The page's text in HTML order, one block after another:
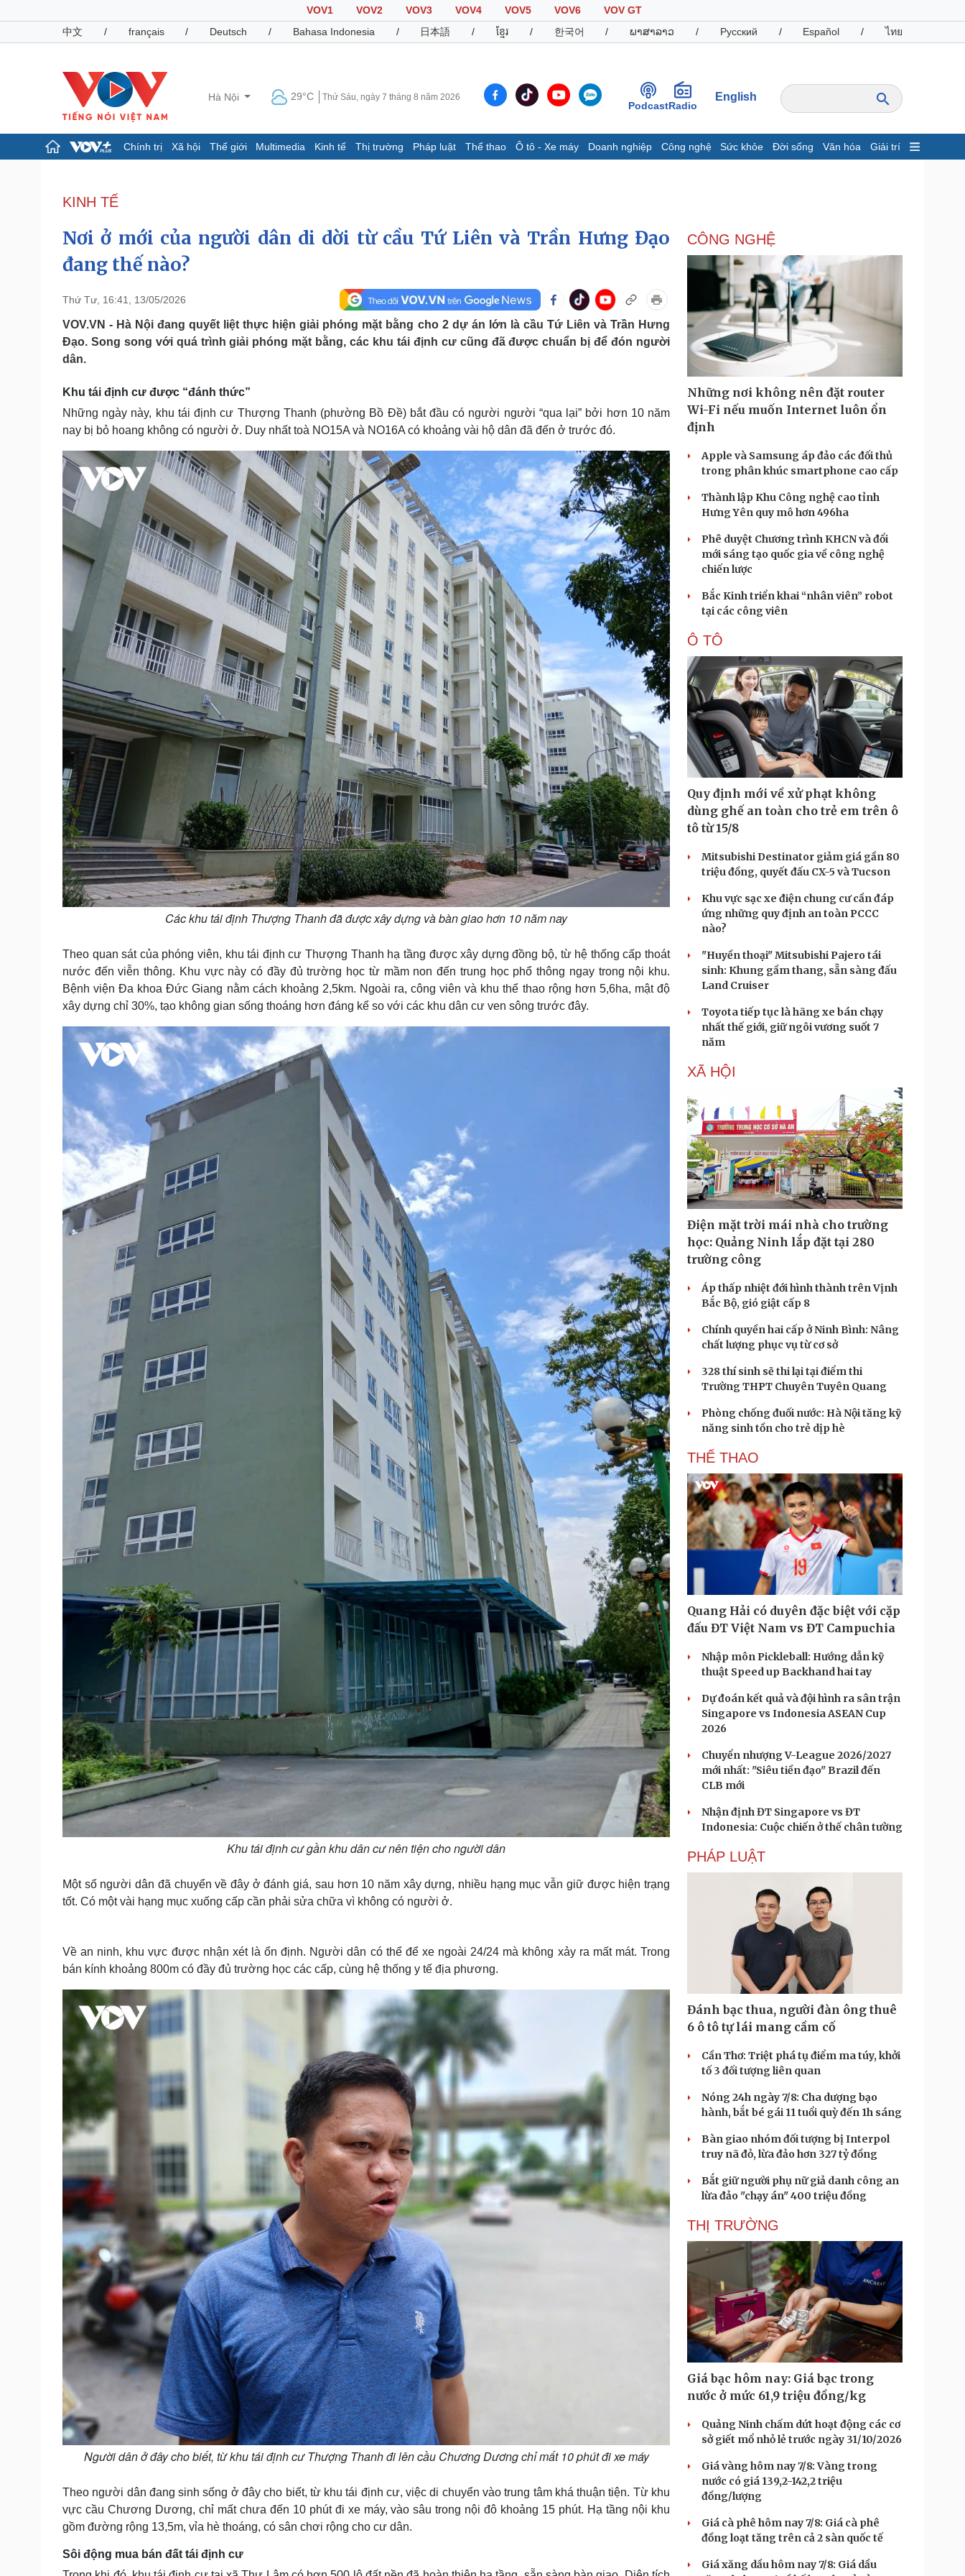
VOV1 VOV2 VOV3 VOV4 VOV5 VOV6
VOV GT
中文
/ français / Deutsch / Bahasa Indonesia / 日本語 / ខ្មែរ / 한국어 / ພາສາລາວ / Русский / Español / ไทย
Hà Nội 29°C Thứ Sáu, ngày 7 tháng 8 năm 2026
PodcastRadio
English
Chính trị Xã hội Thế giới Multimedia Kinh tế Thị trường Pháp luật Thể thao Ô tô - Xe máy Doanh nghiệp Công nghệ Sức khỏe Đời sống Văn hóa Giải trí
Đảng
Tổ chức nhân sự
Quốc hội
Nhận diện sự thật
Dấu ấn VOV
Infographic
Giá cà phê
Pháp luật
Tin nóng
Tư vấn luật
Việt Nam
Phân tích
Thể thao
Lịch thi đấu bóng đá
Thế giới thể thao
Ô tô - Xe máy
Xe máy
Tư vấn
Doanh nghiệp
Thông tin doanh nghiệp
Doanh nghiệp 24h
Doanh nhân
Công nghệ
Sành điệu
Tin Công nghệ
Trải nghiệm
Chuyển đổi số
Dinh dưỡng - món ngon
Cây thuốc
Sản phụ khoa
Nhi khoa
Nam khoa
Làm đẹp - giảm cân
Phòng mạch online
Ăn sạch sống khỏe
Nhà đẹp
Blog
Tình yêu - Gia đình
Sân khấu - Điện ảnh
Văn học
Âm nhạc
Di sản
Nghệ sĩ
Thời trang
Sao Việt
Tư vấn
check-in
Podcast
Cửa sổ tình yêu
Kể chuyện cho bé
Hạt giống tâm hồn
Cải chính
KINH TẾ
Nơi ở mới của người dân di dời từ cầu Tứ Liên và Trần Hưng Đạo
đang thế nào?
Thứ Tư, 16:41, 13/05/2026
VOV.VN - Hà Nội đang quyết liệt thực hiện giải phóng mặt bằng cho 2 dự án lớn là cầu Tứ Liên và Trần Hưng
Đạo. Song song với quá trình giải phóng mặt bằng, các khu tái định cư cũng đã được chuẩn bị để đón người
dân.
Khu tái định cư được “đánh thức”
Những ngày này, khu tái định cư Thượng Thanh (phường Bồ Đề) bắt đầu có người người “qua lại” bởi hơn 10 năm
nay bị bỏ hoang không có người ở. Duy nhất toà NO15A và NO16A có khoảng vài hộ dân đã đến ở trước đó.
Các khu tái định Thượng Thanh đã được xây dựng và bàn giao hơn 10 năm nay
Theo quan sát của phóng viên, khu tái định cư Thượng Thanh hạ tầng được xây dựng đồng bộ, từ hệ thống cấp thoát
nước đến viễn thông. Khu vực này có đầy đủ trường học từ mầm non đến trung học phổ thông ngay trong nội khu.
Bệnh viện Đa khoa Đức Giang nằm cách khoảng 2,5km. Ngoài ra, công viên và khu thể thao rộng hơn 5,6ha, mật độ
xây dựng chỉ 30%, tạo không gian sống thoáng hơn đáng kể so với các khu dân cư ven sông trước đây.
Khu tái định cư gần khu dân cư nên tiện cho người dân
Một số người dân đã chuyển về đây ở đánh giá, sau hơn 10 năm xây dựng, nhiều hạng mục vẫn giữ được hiện trạng
tốt. Có một vài hạng mục xuống cấp cần phải sửa chữa vì không có người ở.
Về an ninh, khu vực được nhận xét là ổn định. Người dân có thể để xe ngoài 24/24 mà không xảy ra mất mát. Trong
bán kính khoảng 800m có đầy đủ trường học các cấp, cùng hệ thống y tế địa phương.
Người dân ở đây cho biết, từ khu tái định cư Thượng Thanh đi lên cầu Chương Dương chỉ mất 10 phút đi xe máy
Theo người dân đang sinh sống ở đây cho biết, từ khu tái định cư, việc di chuyển vào trung tâm khá thuận tiện. Từ khu
vực cầu Chương Dương, chỉ mất chưa đến 10 phút đi xe máy, vào sâu trong nội đô khoảng 15 phút. Hạ tầng nội khu
gồm đường rộng 13,5m, vỉa hè thoáng, có sân chơi rộng cho cư dân.
Sôi động mua bán đất tái định cư
CÔNG NGHỆ
Những nơi không nên đặt router
Wi-Fi nếu muốn Internet luôn ổn
định
Apple và Samsung áp đảo các đối thủ
trong phân khúc smartphone cao cấp
Thành lập Khu Công nghệ cao tỉnh
Hưng Yên quy mô hơn 496ha
Phê duyệt Chương trình KHCN và đổi
mới sáng tạo quốc gia về công nghệ
chiến lược
Bắc Kinh triển khai “nhân viên” robot
tại các công viên
Ô TÔ
Quy định mới về xử phạt không
dùng ghế an toàn cho trẻ em trên ô
tô từ 15/8
Mitsubishi Destinator giảm giá gần 80
triệu đồng, quyết đấu CX-5 và Tucson
Khu vực sạc xe điện chung cư cần đáp
ứng những quy định an toàn PCCC
nào?
"Huyền thoại" Mitsubishi Pajero tái
sinh: Khung gầm thang, sẵn sàng đấu
Land Cruiser
Toyota tiếp tục là hãng xe bán chạy
nhất thế giới, giữ ngôi vương suốt 7
năm
XÃ HỘI
Điện mặt trời mái nhà cho trường
học: Quảng Ninh lắp đặt tại 280
trường công
Áp thấp nhiệt đới hình thành trên Vịnh
Bắc Bộ, gió giật cấp 8
Chính quyền hai cấp ở Ninh Bình: Nâng
chất lượng phục vụ từ cơ sở
328 thí sinh sẽ thi lại tại điểm thi
Trường THPT Chuyên Tuyên Quang
Phòng chống đuối nước: Hà Nội tăng kỹ
năng sinh tồn cho trẻ dịp hè
THỂ THAO
Quang Hải có duyên đặc biệt với cặp
đấu ĐT Việt Nam vs ĐT Campuchia
Nhập môn Pickleball: Hướng dẫn kỹ
thuật Speed up Backhand hai tay
Dự đoán kết quả và đội hình ra sân trận
Singapore vs Indonesia ASEAN Cup
2026
Chuyển nhượng V-League 2026/2027
mới nhất: "Siêu tiền đạo" Brazil đến
CLB mới
Nhận định ĐT Singapore vs ĐT
Indonesia: Cuộc chiến ở thế chân tường
PHÁP LUẬT
Đánh bạc thua, người đàn ông thuê
6 ô tô tự lái mang cầm cố
Cần Thơ: Triệt phá tụ điểm ma túy, khởi
tố 3 đối tượng liên quan
Nóng 24h ngày 7/8: Cha dượng bạo
hành, bắt bé gái 11 tuổi quỳ đến 1h sáng
Bàn giao nhóm đối tượng bị Interpol
truy nã đỏ, lừa đảo hơn 327 tỷ đồng
Bắt giữ người phụ nữ giả danh công an
lừa đảo "chạy án" 400 triệu đồng
THỊ TRƯỜNG
Giá bạc hôm nay: Giá bạc trong
nước ở mức 61,9 triệu đồng/kg
Quảng Ninh chấm dứt hoạt động các cơ
sở giết mổ nhỏ lẻ trước ngày 31/10/2026
Giá vàng hôm nay 7/8: Vàng trong
nước có giá 139,2-142,2 triệu
đồng/lượng
Giá cà phê hôm nay 7/8: Giá cà phê
đồng loạt tăng trên cả 2 sàn quốc tế
Giá xăng dầu hôm nay 7/8: Giá dầu